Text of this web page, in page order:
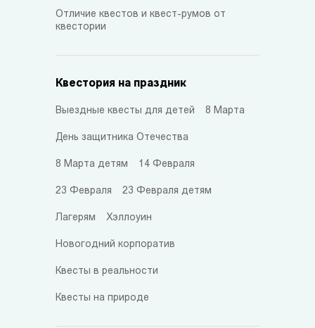
Отличие квестов и квест-румов от
квестории
Квестория на праздник
Выездные квесты для детей 8 Марта
День защитника Отечества
8 Марта детям 14 Февраля
23 Февраля 23 Февраля детям
Лагерям Хэллоуин
Новогодний корпоратив
Квесты в реальности
Квесты на природе